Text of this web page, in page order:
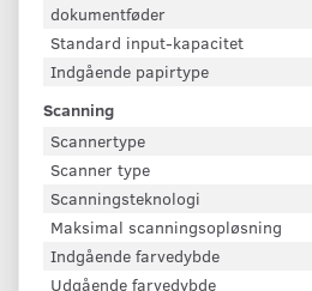
dokumentføder
Standard input-kapacitet
Indgående papirtype
Scanning
Scannertype
Scanner type
Scanningsteknologi
Maksimal scanningsopløsning
Indgående farvedybde
Udgående farvedybde